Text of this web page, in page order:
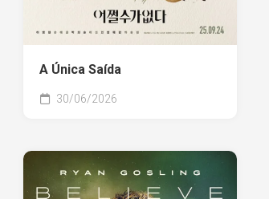
A Única Saída
30/06/2026